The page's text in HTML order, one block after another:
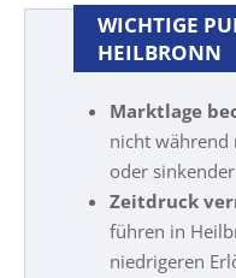
WICHTIGE
HEILBRONN
Marktlage
nicht während
oder
Zeitdruck
führen in
niedrigeren